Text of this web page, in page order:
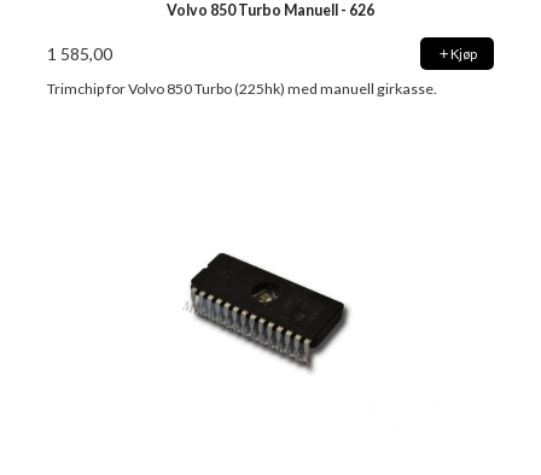
Volvo 850 Turbo Manuell - 626
1 585,00 Kjøp
Trimchip for Volvo 850 Turbo (225hk) med manuell girkasse.